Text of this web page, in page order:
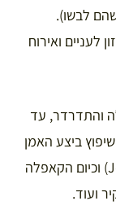
לבשו).
ואירוח
והתדרדר, עד
השיפוץ ביצע האמן
הבלגי ז’אן מישל פולון (Jean-Michel Folon) וכיום הקאפלה
ועוד.